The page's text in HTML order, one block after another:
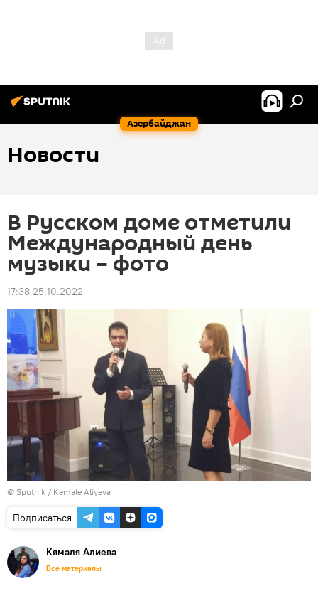
Азербайджан
Новости
В Русском доме отметили
Международный день
музыки – фото
17:38 25.10.2022
© Sputnik / Kemale Aliyeva
Подписаться
Кямаля Алиева
Все материалы